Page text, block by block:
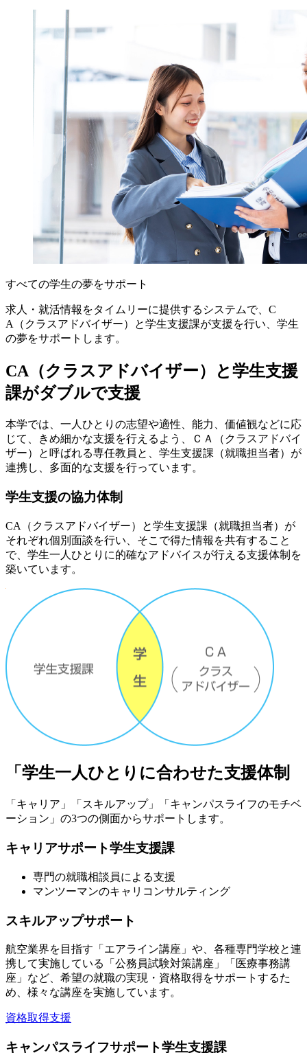
すべての学生の夢をサポート
求人・就活情報をタイムリーに提供するシステムで、C
A（クラスアドバイザー）と学生支援課が支援を行い、学生
の夢をサポートします。
CA（クラスアドバイザー）と学生支援
課がダブルで支援
本学では、一人ひとりの志望や適性、能力、価値観などに応
じて、きめ細かな支援を行えるよう、ＣＡ（クラスアドバイ
ザー）と呼ばれる専任教員と、学生支援課（就職担当者）が
連携し、多面的な支援を行っています。
学生支援の協力体制
CA（クラスアドバイザー）と学生支援課（就職担当者）が
それぞれ個別面談を行い、そこで得た情報を共有すること
で、学生一人ひとりに的確なアドバイスが行える支援体制を
築いています。
「学生一人ひとりに合わせた支援体制
「キャリア」「スキルアップ」「キャンパスライフのモチベ
ーション」の3つの側面からサポートします。
キャリアサポート学生支援課
専門の就職相談員による支援
マンツーマンのキャリコンサルティング
スキルアップサポート
航空業界を目指す「エアライン講座」や、各種専門学校と連
携して実施している「公務員試験対策講座」「医療事務講
座」など、希望の就職の実現・資格取得をサポートするた
め、様々な講座を実施しています。
資格取得支援
キャンパスライフサポート学生支援課